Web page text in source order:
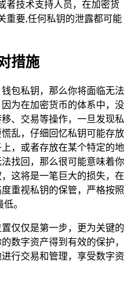
者技术支持人员，在加密货
重要,任何私钥的泄露都可能
措施
包私钥，那么你将面临无法
为在加密货币的体系中，没
、交易等操作，一旦发现私
乱，仔细回忆私钥可能存放
，或者存放在某个特定的地
找回，那么很可能意味着你
这将是一笔巨大的损失，在
重视私钥的保管，严格按照
。
仅仅是第一步，更为关键的
数字资产得到有效的保护，
行交易和管理，享受数字资